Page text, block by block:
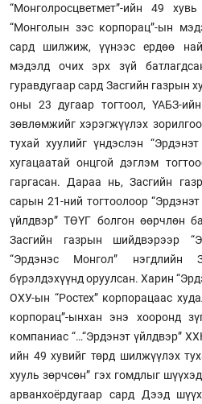
“Монголросцветмет”-ийн 49
“Монголын зэс корпорац”-ын
сард шилжиж, үүнээс ердөө
мэдэлд очих эрх зүй
гуравдугаар сард Засгийн газрын
оны 23 дугаар тогтоол, ҮАБЗ-
зөвлөмжийг хэрэгжүүлэх
тухай хуулийг үндэслэн
хугацаатай онцгой дэглэм
гаргасан. Дараа нь, Засгийн
сарын 21-ний тогтоолоор
үйлдвэр” ТӨҮГ болгон өөрчлөн
Засгийн газрын шийдвэрээр
“Эрдэнэс Монгол” нэгдлийн
бүрэлдэхүүнд оруулсан. Харин
ОХУ-ын “Ростех” корпорацаас
корпорац”-ынхан энэ хооронд
компаниас “…“Эрдэнэт үйлдвэр”
ийн 49 хувийг төрд шилжүүлэх
хууль зөрчсөн” гэх гомдлыг
арванхоёрдугаар сард Дээд